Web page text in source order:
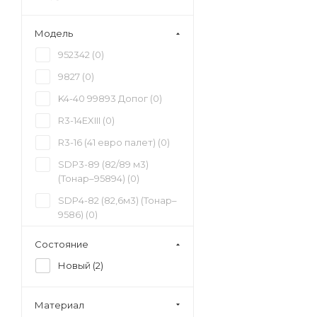
7 500 000 - 8 000 000
руб ( 2)
8 500 000 - 9 000 000
руб (0)
9 000 000 - 9 500 000
9 500 000 - 10 000 000
Модель
952342 (0)
9827 (0)
K4-40 99893 Допог (0)
R3-14EXIII (0)
R3-16 (41 евро палет) (0)
SDP3-89 (82/89 м3)
(Тонар–95894) (0)
SDP4-82 (82,6м3) (Тонар–
9586) (0)
SPD4-89 (95895) (
Состояние
Новый (2)
Материал